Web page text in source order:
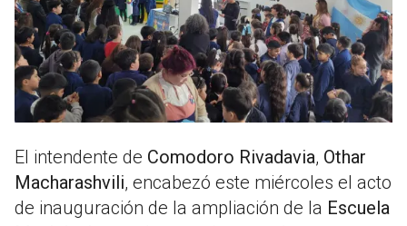
El intendente de Comodoro Rivadavia, Othar
Macharashvili, encabezó este miércoles el acto
de inauguración de la ampliación de la Escuela